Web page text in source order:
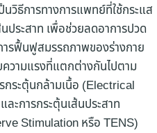
นวิธีการทางการแพทย์ที่ใช้กระแส
ประสาท เพื่อช่วยลดอาการปวด
ารฟื้นฟูสมรรถภาพของร่างกาย
วามแรงที่แตกต่างกันไปตาม
กระตุ้นกล้ามเนื้อ (Electrical
ะการกระตุ้นเส้นประสาท
Stimulation หรือ TENS)